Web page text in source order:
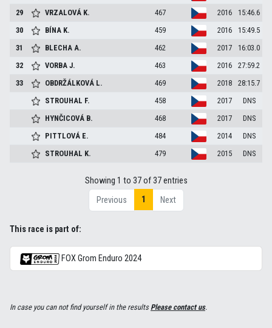
29
VRZALOVÁ K. 467 2016
15:46.6
30
BÍNA K. 459 2016
15:49.5
31
BLECHAA. 462 2017
16:03.0
32
VORBAJ. 463 2016
27:59.2
33
OBDRŽÁLKOVÁ L. 469 2018
28:15.7
STROUHAL F. 458 2017
DNS
HYNČICOVÁ B. 468 2017
DNS
PITTLOVÁ E. 484 2014
DNS
STROUHAL K. 479 2015 DNS
Showing 1 to 37 of 37 entries
Previous
1 Next
This race is part of:
FOX Grom Enduro 2024
In case you can not find yourself in the resultsPlease contact us.